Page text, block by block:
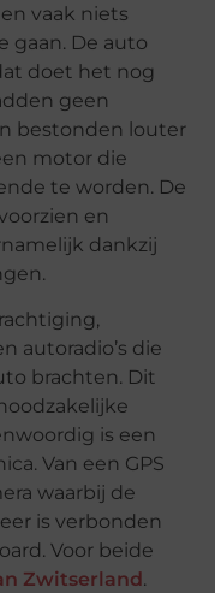
vaak niets
gaan. De auto
doet het nog
geen
bestonden louter
motor die
te worden. De
en
dankzij
autoradio’s die
brachten. Dit
is een
Van een GPS
waarbij de
is verbonden
Voor beide
Zwitserland.